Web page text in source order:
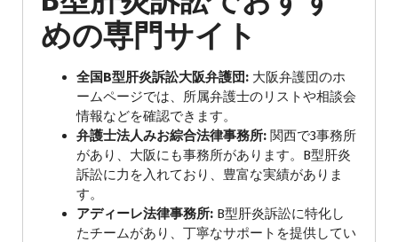
めの専門サイト
全国B型肝炎訴訟大阪弁護団: 大阪弁護団のホ
ームページでは、所属弁護士のリストや相談会
情報などを確認できます。
弁護士法人みお綜合法律事務所: 関西で3事務所
があり、大阪にも事務所があります。B型肝炎
訴訟に力を入れており、豊富な実績がありま
す。
アディーレ法律事務所: B型肝炎訴訟に特化し
たチームがあり、丁寧なサポートを提供してい